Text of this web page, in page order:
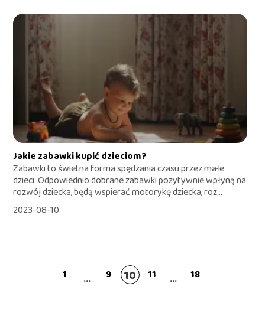
Jakie zabawki kupić dzieciom?
Zabawki to świetna forma spędzania czasu przez małe
dzieci. Odpowiednio dobrane zabawki pozytywnie wpłyną na
rozwój dziecka, będą wspierać motorykę dziecka, roz...
2023-08-10
1 ... 9 10 11 ... 18